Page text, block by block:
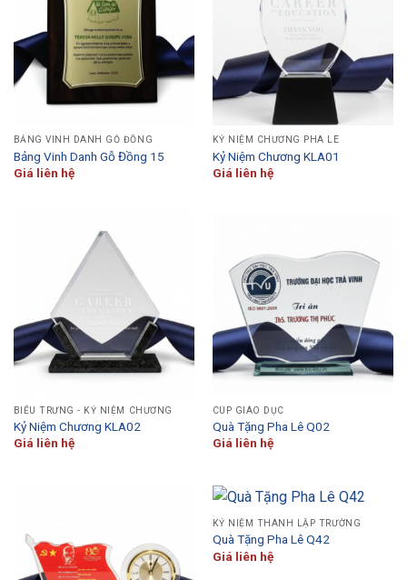
BẢNG VINH DANH GỖ ĐỒNG
Bảng Vinh Danh Gỗ Đồng 15
Giá liên hệ
KỶ NIỆM CHƯƠNG PHA LÊ
Kỷ Niệm Chương KLA01
Giá liên hệ
BIỂU TRƯNG - KỶ NIỆM CHƯƠNG
Kỷ Niệm Chương KLA02
Giá liên hệ
CÚP GIÁO DỤC
Quà Tặng Pha Lê Q02
Giá liên hệ
KỶ NIỆM THÀNH LẬP TRƯỜNG
Quà Tặng Pha Lê Q42
Giá liên hệ